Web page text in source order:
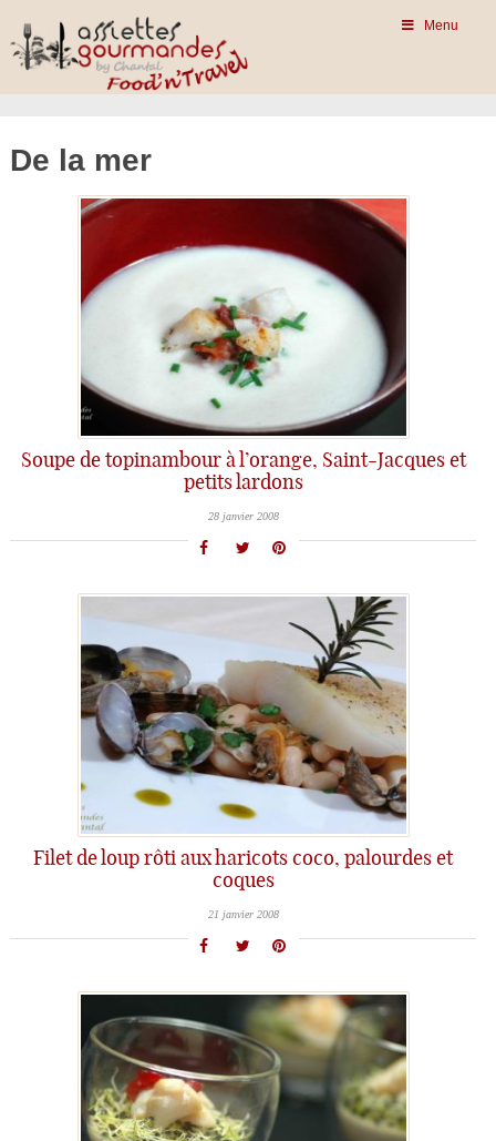
Menu
De la mer
Soupe de topinambour à l’orange, Saint-Jacques et
petits lardons
28 janvier 2008
Filet de loup rôti aux haricots coco, palourdes et
coques
21 janvier 2008